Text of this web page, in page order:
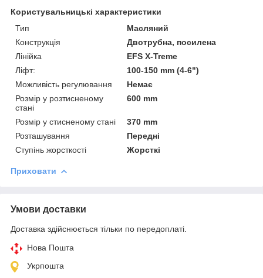
Користувальницькі характеристики
Тип
Масляний
Конструкція
Двотрубна, посилена
Лінійка
EFS X-Treme
Ліфт:
100-150 mm (4-6")
Можливість регулювання
Немає
Розмір у розтисненому
стані
600 mm
Розмір у стисненому стані
370 mm
Розташування
Передні
Ступінь жорсткості
Жорсткі
Приховати
Умови доставки
Доставка здійснюється тільки по передоплаті.
Нова Пошта
Укрпошта